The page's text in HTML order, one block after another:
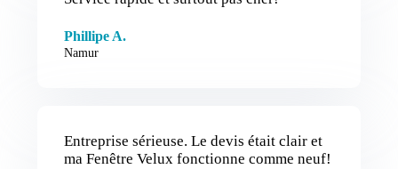
Phillipe A.
Namur
Entreprise sérieuse. Le devis était clair et
ma Fenêtre Velux fonctionne comme neuf!